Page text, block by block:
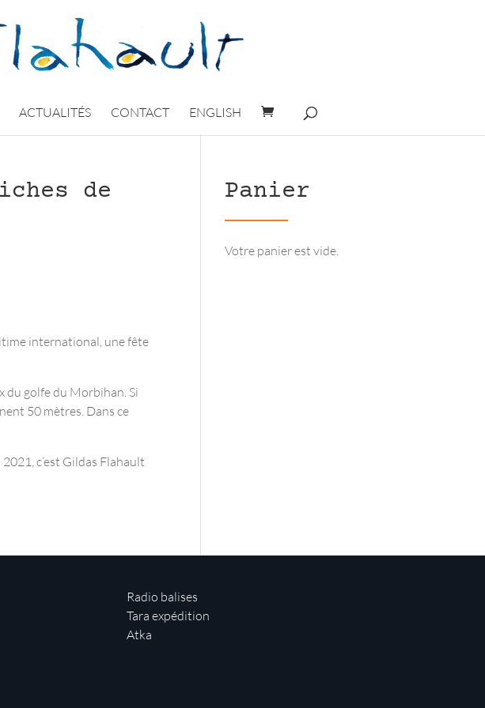
ACTUALITÉS CONTACT ENGLISH
de
international, une fête
du golfe du Morbihan. Si
50 mètres. Dans ce
c’est Gildas Flahault
Panier
Votre panier est vide.
Radio balises
Tara expédition
Atka